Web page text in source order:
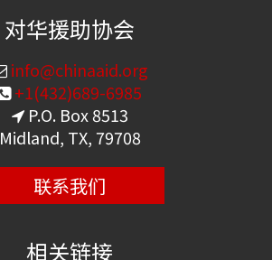
对华援助协会
info@chinaaid.org
+1(432)689-6985
P.O. Box 8513
Midland, TX, 79708
联系我们
相关链接